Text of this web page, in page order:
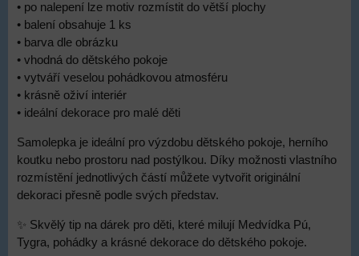
• po nalepení lze motiv rozmístit do větší plochy
• balení obsahuje 1 ks
• barva dle obrázku
• vhodná do dětského pokoje
• vytváří veselou pohádkovou atmosféru
• krásně oživí interiér
• ideální dekorace pro malé děti
Samolepka je ideální pro výzdobu dětského pokoje, herního
koutku nebo prostoru nad postýlkou. Díky možnosti vlastního
rozmístění jednotlivých částí můžete vytvořit originální
dekoraci přesně podle svých představ.
✨ Skvělý tip na dárek pro děti, které milují Medvídka Pú,
Tygra, pohádky a krásné dekorace do dětského pokoje.